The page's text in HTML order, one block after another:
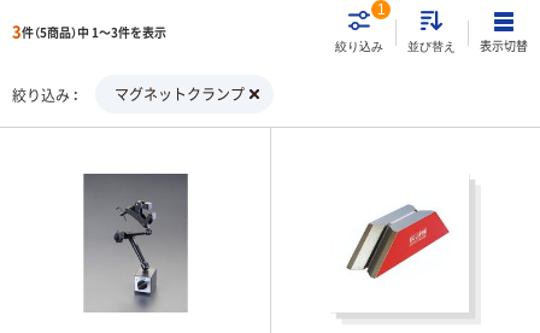
3件（5商品）中 1～3件を表示
絞り込み
1
並び替え 表示切替
絞り込み マグネットクランプ